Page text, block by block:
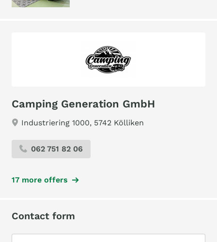
Camping Generation GmbH
Industriering 1000, 5742 Kölliken
062 751 82 06
17 more offers
Contact form